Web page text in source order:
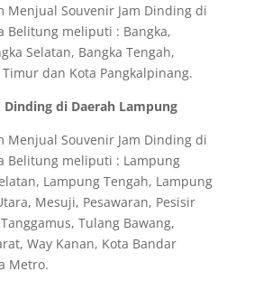
Menjual Souvenir Jam Dinding di
Belitung meliputi : Bangka,
Selatan, Bangka Tengah,
dan Kota Pangkalpinang.
Dinding di Daerah Lampung
Menjual Souvenir Jam Dinding di
Belitung meliputi : Lampung
Lampung Tengah, Lampung
Mesuji, Pesawaran, Pesisir
Tulang Bawang,
Way Kanan, Kota Bandar
Metro.